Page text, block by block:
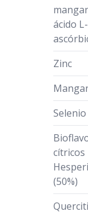
ácido L-
Zinc
Selenio
cítricos
(50%)